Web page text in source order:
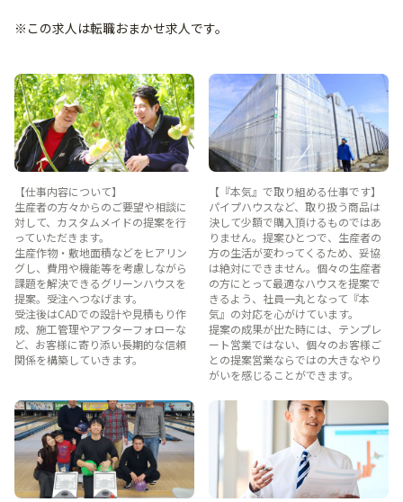
※この求人は転職おまかせ求人です。
【仕事内容について】
生産者の方々からのご要望や相談に
対して、カスタムメイドの提案を行
っていただきます。
生産作物・敷地面積などをヒアリン
グし、費用や機能等を考慮しながら
課題を解決できるグリーンハウスを
提案。受注へつなげます。
受注後はCADでの設計や見積もり作
成、施工管理やアフターフォローな
ど、お客様に寄り添い長期的な信頼
関係を構築していきます。
【『本気』で取り組める仕事です】
パイプハウスなど、取り扱う商品は
決して少額で購入頂けるものではあ
りません。提案ひとつで、生産者の
方の生活が変わってくるため、妥協
は絶対にできません。個々の生産者
の方にとって最適なハウスを提案で
きるよう、社員一丸となって『本
気』の対応を心がけています。
提案の成果が出た時には、テンプレ
ート営業ではない、個々のお客様ご
との提案営業ならではの大きなやり
がいを感じることができます。